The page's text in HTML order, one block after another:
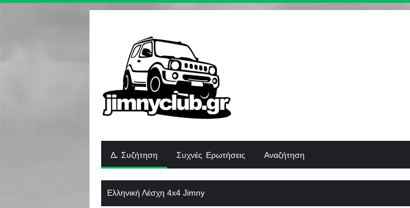
Δ. Συζήτηση Συχνές Ερωτήσεις Αναζήτηση
Ελληνική Λέσχη 4x4 Jimny